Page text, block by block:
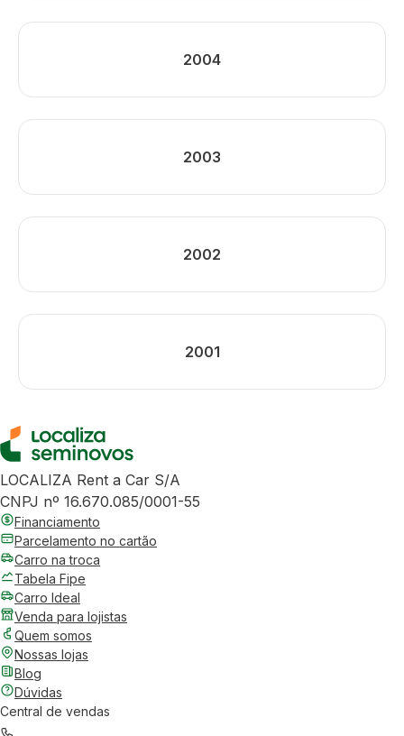
2004
2003
2002
2001
LOCALIZA Rent a Car S/A
CNPJ nº 16.670.085/0001-55
Financiamento
Parcelamento no cartão
Carro na troca
Tabela Fipe
Carro Ideal
Venda para lojistas
Quem somos
Nossas lojas
Blog
Dúvidas
Central de vendas